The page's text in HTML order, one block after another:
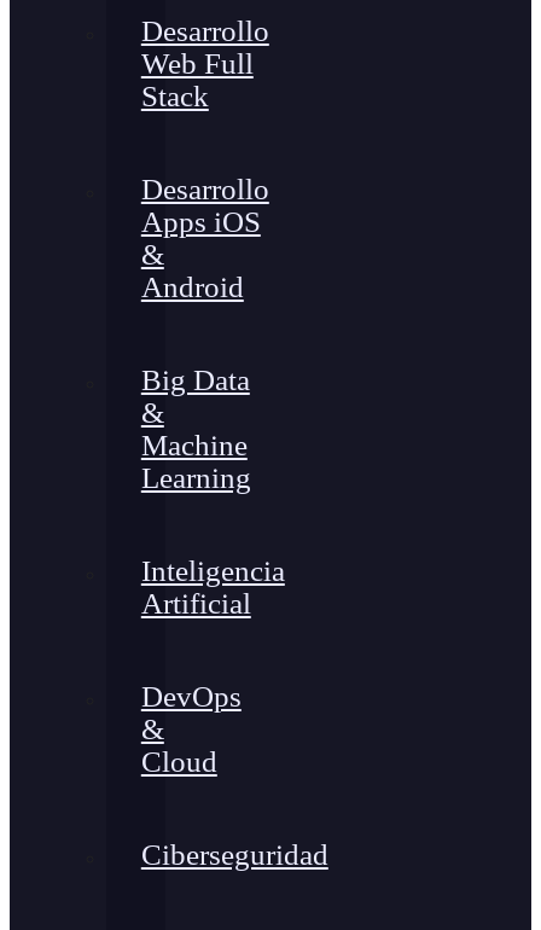
Desarrollo
Web Full
Stack
Desarrollo
Apps iOS
&
Android
Big Data
&
Machine
Learning
Inteligencia
Artificial
DevOps
&
Cloud
Ciberseguridad